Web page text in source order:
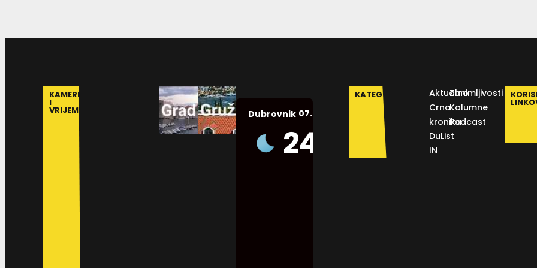
KAMERE
I
VRIJEME Dubrovnik 07.08.2026.
24
Humidity:
KATEGORIJE
Aktualno
Crna
kronika
DuList
IN
Zanimljivosti
Kolumne
Podcast